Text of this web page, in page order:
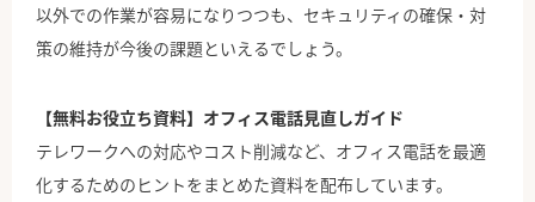
以外での作業が容易になりつつも、セキュリティの確保・対
策の維持が今後の課題といえるでしょう。
【無料お役立ち資料】オフィス電話見直しガイド
テレワークへの対応やコスト削減など、オフィス電話を最適
化するためのヒントをまとめた資料を配布しています。